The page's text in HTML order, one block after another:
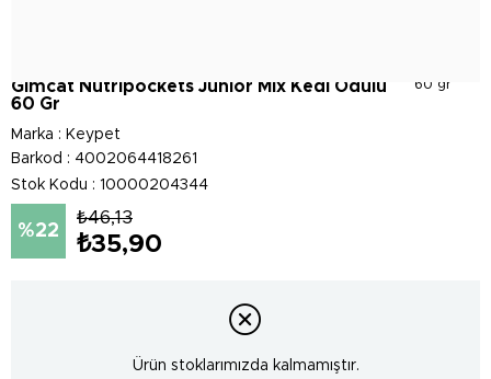
60 gr
Gimcat Nutripockets Junior Mix Kedi Ödülü
60 Gr
Marka : Keypet
Barkod : 4002064418261
Stok Kodu
10000204344
22
₺46,13
₺35,90
Ürün stoklarımızda kalmamıştır.